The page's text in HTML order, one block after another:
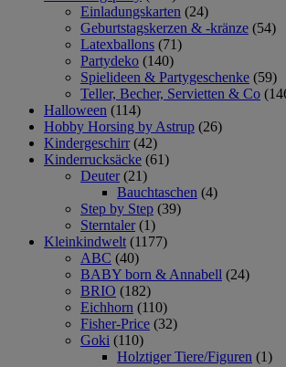
Einladungskarten (24)
Geburtstagskerzen & -kränze (54)
Latexballons (71)
Partydeko (140)
Spielideen & Partygeschenke (59)
Teller, Becher, Servietten & Co
Halloween (114)
Hobby Horsing by Astrup (26)
Kindergeschirr (42)
Kinderrucksäcke (61)
Deuter (21)
Bauchtaschen (4)
Step by Step (39)
Sterntaler (1)
Kleinkindwelt (1177)
ABC (40)
BABY born & Annabell (24)
BRIO (182)
Eichhorn (110)
Fisher-Price (32)
Goki (110)
Holztiger Tiere/Figuren (1)